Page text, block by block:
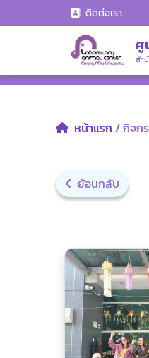
ติดต่อเรา
ศู
สำ
หน้าแรก / กิจก
ย้อนกลับ